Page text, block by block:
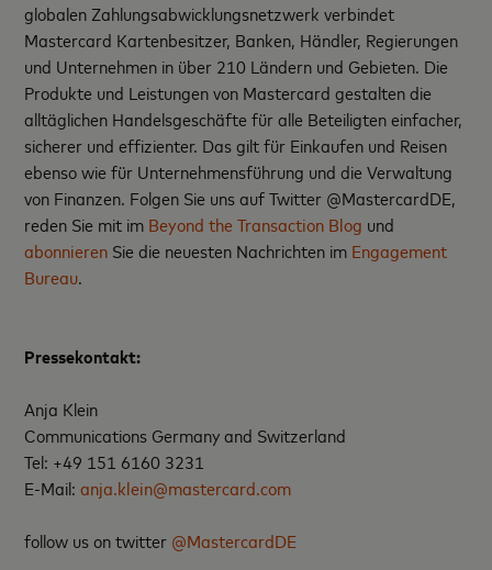
globalen Zahlungsabwicklungsnetzwerk verbindet
Mastercard Kartenbesitzer, Banken, Händler, Regierungen
und Unternehmen in über 210 Ländern und Gebieten. Die
Produkte und Leistungen von Mastercard gestalten die
alltäglichen Handelsgeschäfte für alle Beteiligten einfacher,
sicherer und effizienter. Das gilt für Einkaufen und Reisen
ebenso wie für Unternehmensführung und die Verwaltung
von Finanzen. Folgen Sie uns auf Twitter @MastercardDE,
reden Sie mit im Beyond the Transaction Blog und
abonnieren Sie die neuesten Nachrichten im Engagement
Bureau.
Pressekontakt:
Anja Klein
Communications Germany and Switzerland
Tel: +49 151 6160 3231
E-Mail:anja.klein@mastercard.com
follow us on twitter @MastercardDE